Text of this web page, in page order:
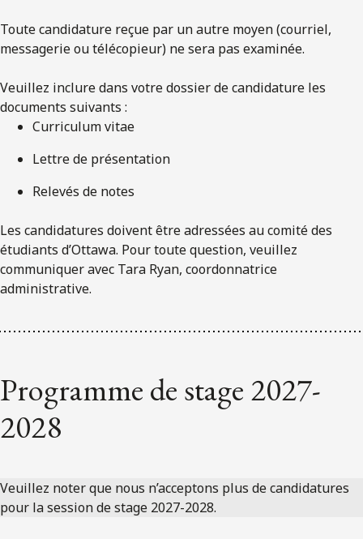
Toute candidature reçue par un autre moyen (courriel,
messagerie ou télécopieur) ne sera pas examinée.
Veuillez inclure dans votre dossier de candidature les
documents suivants :
Curriculum vitae
Lettre de présentation
Relevés de notes
Les candidatures doivent être adressées au comité des
étudiants d’Ottawa. Pour toute question, veuillez
communiquer avec Tara Ryan, coordonnatrice
administrative.
Programme de stage 2027-
2028
Veuillez noter que nous n’acceptons plus de candidatures
pour la session de stage 2027-2028.